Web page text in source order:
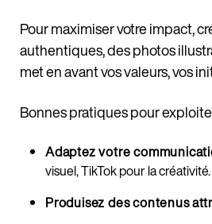
Pour maximiser votre impact,
authentiques, des photos
met en avant vos valeurs, vos
Bonnes pratiques pour
Adaptez votre
visuel, TikTok pour la créativité.
Produisez des contenus